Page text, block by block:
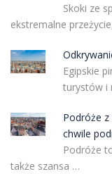
Skoki ze
ekstremalne
Egipskie
turystów i
Podróże
chwile
Podróże
także szansa …